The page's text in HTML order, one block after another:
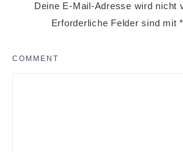
Deine E-Mail-Adresse wird nicht
Erforderliche Felder sind mit *
COMMENT